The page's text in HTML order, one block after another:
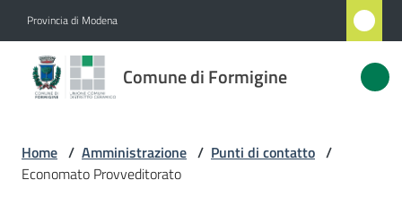
Provincia di Modena
Comune di Formigine
Comune
di
Home / Amministrazione / Punti di contatto /
Economato Provveditorato